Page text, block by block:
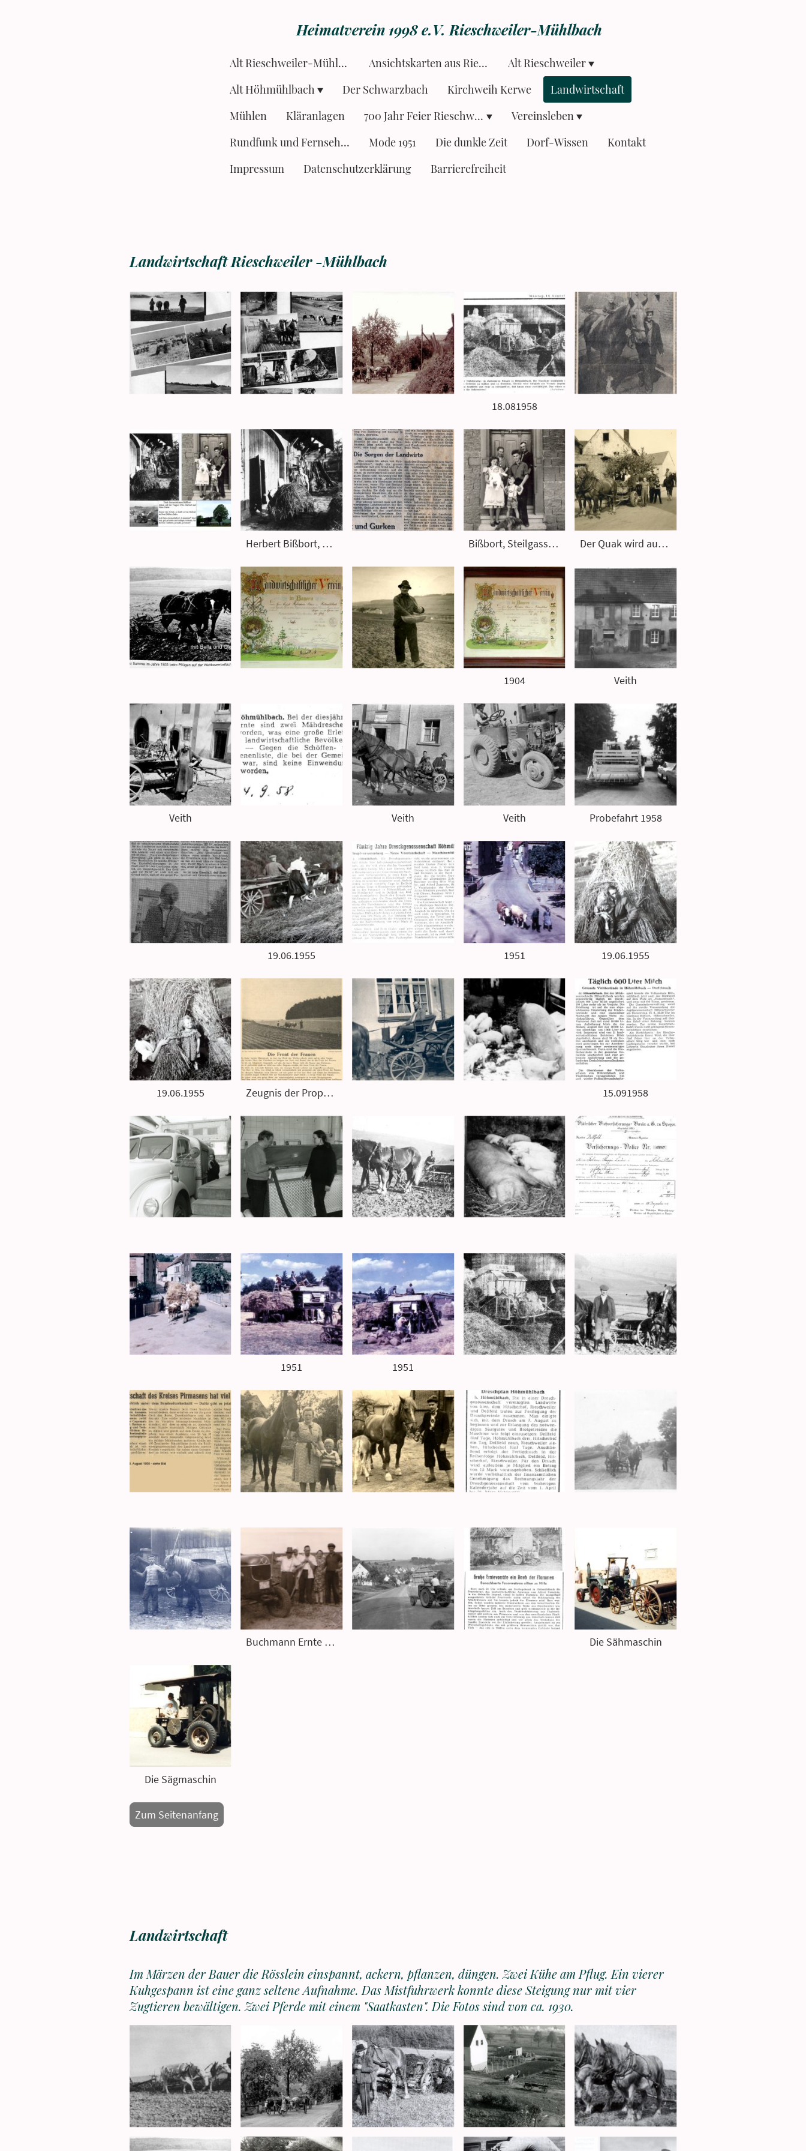
Heimatverein 1998 e.V. Rieschweiler-Mühlbach
Alt Rieschweiler-Mühlbach Ansichtskarten aus Rieschweiler
Alt Rieschweiler
Alt Höhmühlbach
Der Schwarzbach Kirchweih Kerwe
Landwirtschaft
Mühlen
Kläranlagen 700 Jahr Feier Rieschweiler
Vereinsleben
Rundfunk und Fernsehen
Mode 1951 Die dunkle Zeit Dorf-Wissen
Kontakt
Impressum
Datenschutzerklärung Barrierefreiheit
Landwirtschaft Rieschweiler -Mühlbach
18.081958
Herbert Bißbort, Steilgasse 2 Bißbort, Steilgasse 2 Der Quak wird ausgetrieben.
1904 Veith
Veith Veith Veith Probefahrt 1958
19.06.1955 1951 19.06.1955
19.06.1955 Zeugnis der Propaganda einer schlimmen Zeit 15.091958
1951 1951
Buchmann Ernte 1962 Die Sähmaschin
Die Sägmaschin
Zum Seitenanfang
Landwirtschaft
Im Märzen der Bauer die Rösslein einspannt, ackern, pflanzen, düngen. Zwei Kühe am Pflug. Ein vierer
Kuhgespann ist eine ganz seltene Aufnahme. Das Mistfuhrwerk konnte diese Steigung nur mit vier
Zugtieren bewältigen. Zwei Pferde mit einem "Saatkasten". Die Fotos sind von ca. 1930.